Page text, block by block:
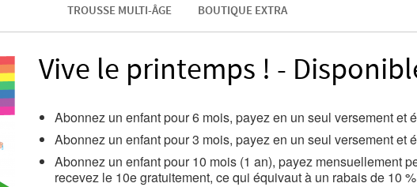
TROUSSE MULTI-ÂGE BOUTIQUE EXTRA
Vive le printemps ! -
Abonnez un enfant pour 6 mois, payez en un seul versement et
Abonnez un enfant pour 3 mois, payez en un seul versement et
Abonnez un enfant pour 10 mois (1 an), payez mensuellement
recevez le 10e gratuitement, ce qui équivaut à un rabais de 10